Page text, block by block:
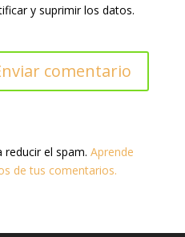
y suprimir los datos.
reducir el spam. Aprende
de tus comentarios.